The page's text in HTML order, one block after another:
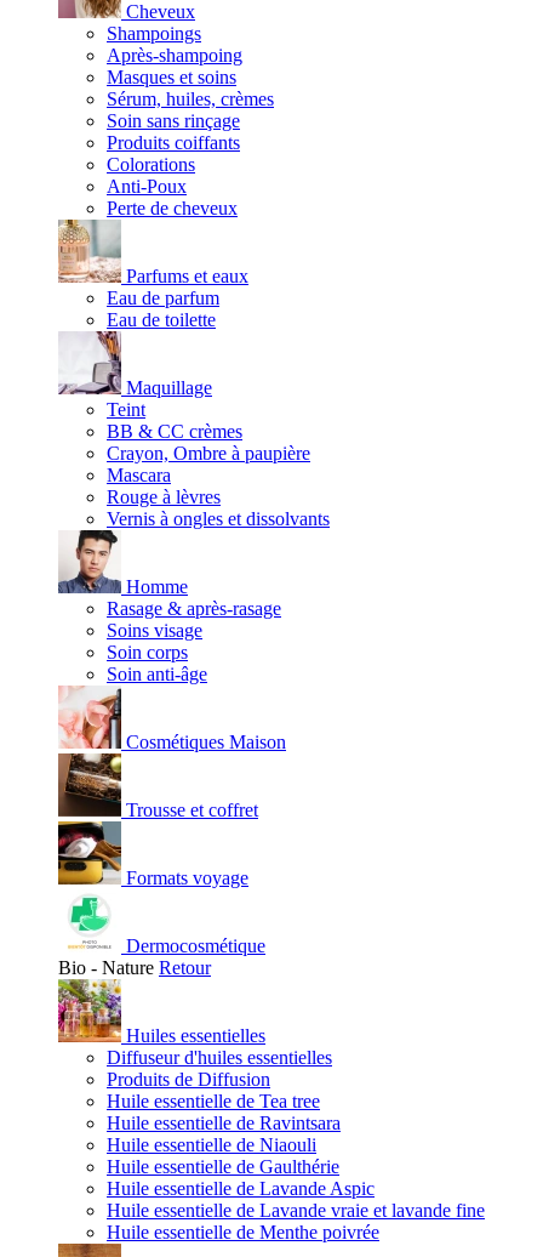
Cheveux
Shampoings
Après-shampoing
Masques et soins
Sérum, huiles, crèmes
Soin sans rinçage
Produits coiffants
Colorations
Anti-Poux
Perte de cheveux
Parfums et eaux
Eau de parfum
Eau de toilette
Maquillage
Teint
BB & CC crèmes
Crayon, Ombre à paupière
Mascara
Rouge à lèvres
Vernis à ongles et dissolvants
Homme
Rasage & après-rasage
Soins visage
Soin corps
Soin anti-âge
Cosmétiques Maison
Trousse et coffret
Formats voyage
Dermocosmétique
Bio - Nature Retour
Huiles essentielles
Diffuseur d'huiles essentielles
Produits de Diffusion
Huile essentielle de Tea tree
Huile essentielle de Ravintsara
Huile essentielle de Niaouli
Huile essentielle de Gaulthérie
Huile essentielle de Lavande Aspic
Huile essentielle de Lavande vraie et lavande fine
Huile essentielle de Menthe poivrée